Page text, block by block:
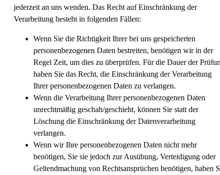
jederzeit an uns wenden. Das Recht auf Einschränkung der
Verarbeitung besteht in folgenden Fällen:
Wenn Sie die Richtigkeit Ihrer bei uns gespeicherten
personenbezogenen Daten bestreiten, benötigen wir in der
Regel Zeit, um dies zu überprüfen. Für die Dauer der
haben Sie das Recht, die Einschränkung der Verarbeitung
Ihrer personenbezogenen Daten zu verlangen.
Wenn die Verarbeitung Ihrer personenbezogenen Daten
unrechtmäßig geschah/geschieht, können Sie statt der
Löschung die Einschränkung der Datenverarbeitung
verlangen.
Wenn wir Ihre personenbezogenen Daten nicht mehr
benötigen, Sie sie jedoch zur Ausübung, Verteidigung oder
Geltendmachung von Rechtsansprüchen benötigen, haben